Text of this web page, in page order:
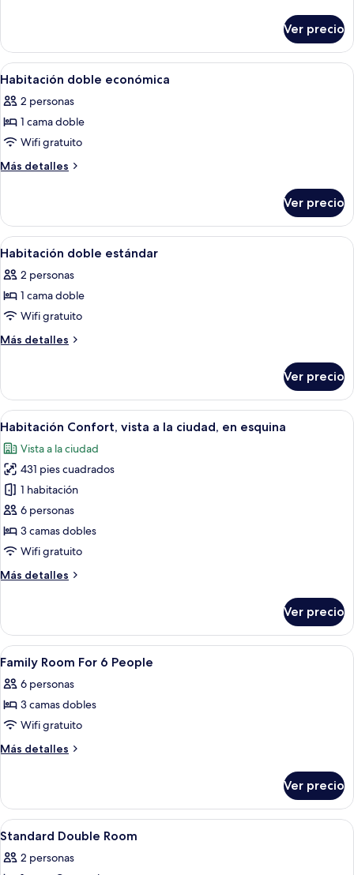
triple
estándar
Ver precio
Abrir
todas
las
fotos
de
Habitación
Habitación de hotel con cama,
6
Habitación doble económica
2 personas
1 cama doble
Wifi gratuito
Más detalles
Más
doble
económica
Ver precio
Abrir
todas
las
fotos
de
Habitación
Habitación de hotel con cama,
13
Habitación doble estándar
2 personas
1 cama doble
Wifi gratuito
Más detalles
Más
doble
estándar
Ver precio
Abrir
todas
las
fotos
de
Habitación
Confort,
vista
la
esquina
Habitación de hotel con tres camas,
5
Habitación Confort, vista a la ciudad, en esquina
Vista a la ciudad
431 pies cuadrados
1 habitación
6 personas
3 camas dobles
Wifi gratuito
Más detalles
Más
Confort,
vista
a
ciudad,
en
Ver precio
Abrir
todas
las
fotos
de
Family
6
People
Escritorio, cortinas blackout, wifi
4
Family Room For 6 People
6 personas
3 camas dobles
Wifi gratuito
Más detalles
Más
Room
For
6
Ver precio
Abrir
todas
las
Escritorio, cortinas blackout, wifi
9
Standard Double Room
2 personas